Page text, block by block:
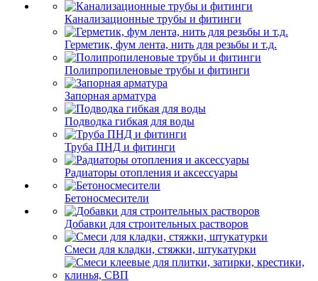
Канализационные трубы и фитинги
Герметик, фум лента, нить для резьбы и т.д.
Полипропиленовые трубы и фитинги
Запорная арматура
Подводка гибкая для воды
Труба ПНД и фитинги
Радиаторы отопления и аксессуары
Бетоносмесители
Добавки для строительных растворов
Смеси для кладки, стяжки, штукатурки